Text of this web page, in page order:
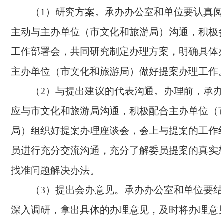
（1）研究方案。承办办公室和单位要认真
主动与主办单位（市文化和旅游局）沟通，积
工作部署会，共同研究制定办理方案，明确具
主办单位（市文化和旅游局）做好提案办理工作
（2）与提出建议的代表沟通。办理前，承
应与市文化和旅游局沟通，积极配合主办单位
局）组织好提案办理座谈会，会上与提案的工
员进行充分交流沟通，充分了解委员提案的真
找准问题解决办法。
（3）提出会办意见。承办办公室和单位要
深入调研，拿出具体的办理意见，及时将办理